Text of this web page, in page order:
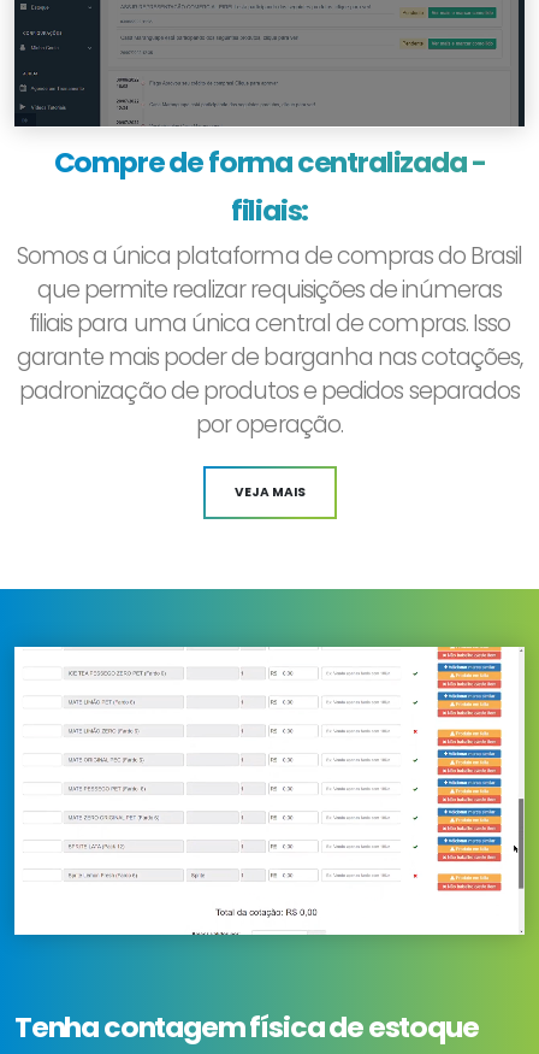
Compre de forma centralizada -
filiais:
Somos a única plataforma de compras do Brasil
que permite realizar requisições de inúmeras
filiais para uma única central de compras. Isso
garante mais poder de barganha nas cotações,
padronização de produtos e pedidos separados
por operação.
VEJA MAIS
Tenha contagem física de estoque